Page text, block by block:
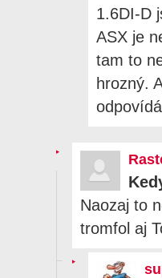
1.6DI-D
ASX je
tam to
hrozný.
Naozaj to
tromfol aj